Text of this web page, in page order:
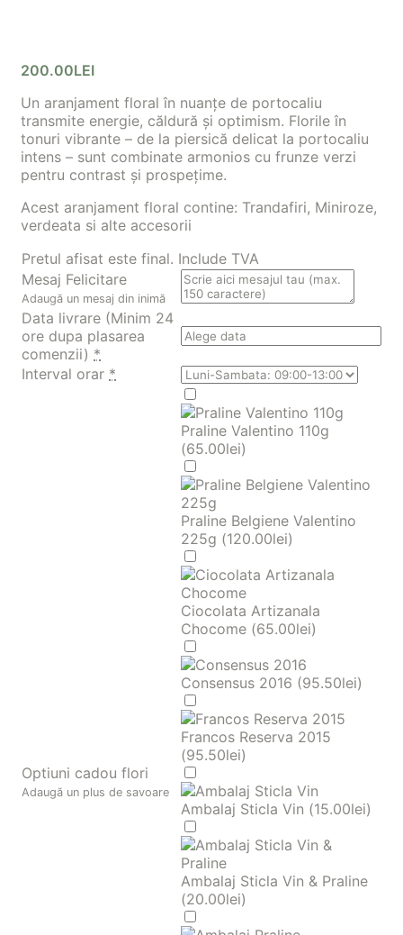
200.00LEI
Un aranjament floral în nuanțe de portocaliu
transmite energie, căldură și optimism. Florile în
tonuri vibrante – de la piersică delicat la portocaliu
intens – sunt combinate armonios cu frunze verzi
pentru contrast și prospețime.
Acest aranjament floral contine: Trandafiri, Miniroze,
verdeata si alte accesorii
Pretul afisat este final. Include TVA
Mesaj Felicitare
Adaugă un mesaj din inimă
Data livrare (Minim 24
ore dupa plasarea
comenzii) *
Interval orar *
Optiuni cadou flori
Adaugă un plus de savoare
Praline Valentino 110g
(65.00lei)
Praline Belgiene Valentino
225g (120.00lei)
Ciocolata Artizanala
Chocome (65.00lei)
Consensus 2016 (95.50lei)
Francos Reserva 2015
(95.50lei)
Ambalaj Sticla Vin (15.00lei)
Ambalaj Sticla Vin & Praline
(20.00lei)